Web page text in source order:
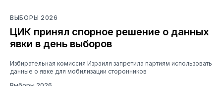
ВЫБОРЫ 2026
ЦИК принял спорное решение о данных
явки в день выборов
Избирательная комиссия Израиля запретила партиям использовать
данные о явке для мобилизации сторонников